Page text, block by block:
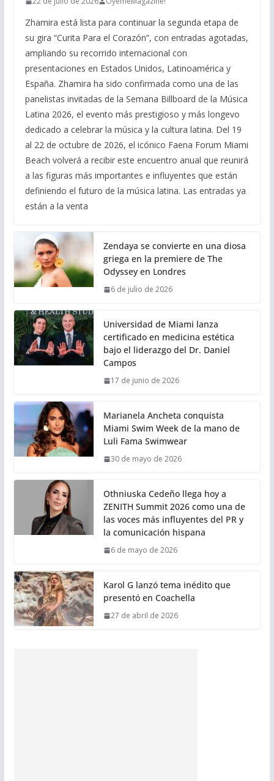
Zhamira está lista para continuar la segunda etapa de
su gira “Curita Para el Corazón”, con entradas agotadas,
ampliando su recorrido internacional con
presentaciones en Estados Unidos, Latinoamérica y
España. Zhamira ha sido confirmada como una de las
panelistas invitadas de la Semana Billboard de la Música
Latina 2026, el evento más prestigioso y más longevo
dedicado a celebrar la música y la cultura latina. Del 19
al 22 de octubre de 2026, el icónico Faena Forum Miami
Beach volverá a recibir este encuentro anual que reunirá
a las figuras más importantes e influyentes que están
definiendo el futuro de la música latina. Las entradas ya
están a la venta
Zendaya se convierte en una diosa
griega en la premiere de The
Odyssey en Londres
6 de julio de 2026
Universidad de Miami lanza
certificado en medicina estética
bajo el liderazgo del Dr. Daniel
Campos
17 de junio de 2026
Marianela Ancheta conquista
Miami Swim Week de la mano de
Luli Fama Swimwear
30 de mayo de 2026
Othniuska Cedeño llega hoy a
ZENITH Summit 2026 como una de
las voces más influyentes del PR y
la comunicación hispana
6 de mayo de 2026
Karol G lanzó tema inédito que
presentó en Coachella
27 de abril de 2026